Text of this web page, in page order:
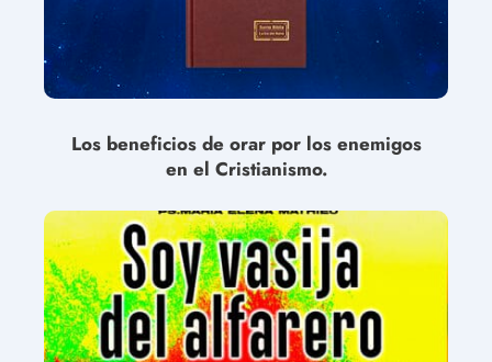
Los beneficios de orar por los enemigos
en el Cristianismo.